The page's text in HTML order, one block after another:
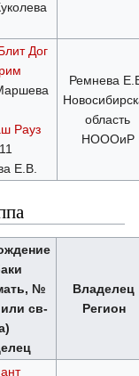
Дог
Рауз
Е.В.
Ремнева
область
НОООиР
№
св-
Владелец
Регион